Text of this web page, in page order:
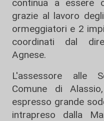
continua a essere
grazie al lavoro
ormeggiatori e 2
coordinati dal
Agnese.
L'assessore alle
Comune di
espresso grande
intrapreso dalla